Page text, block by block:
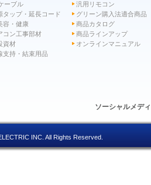
ーブル
タップ・延長コード
容・健康
コン工事部材
資材
支持・結束用品
汎用リモコン
グリーン購入法適合商品
商品カタログ
商品ラインアップ
オンラインマニュアル
ソーシャルメデ
INC. All Rights Reserved.